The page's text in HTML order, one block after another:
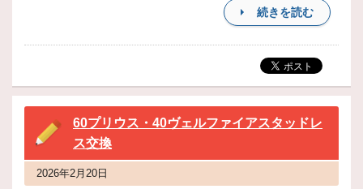
続きを読む
60プリウス・40ヴェルファイアスタッドレ
ス交換
2026年2月20日